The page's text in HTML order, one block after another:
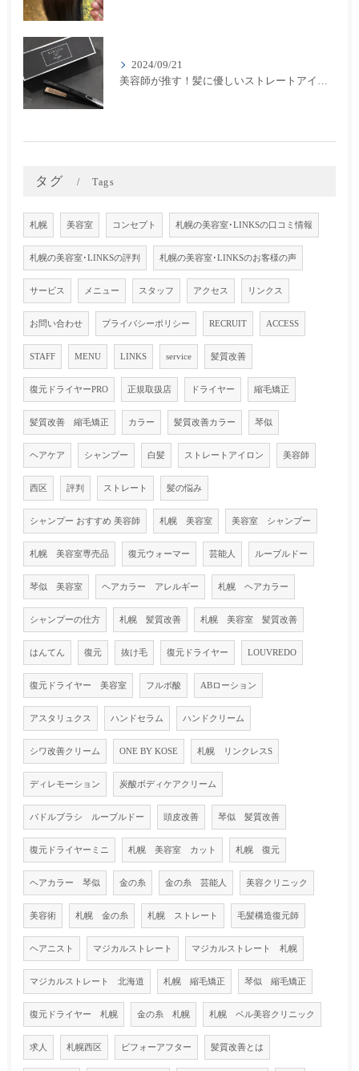
2024/09/21
美容師が推す！髪に優しいストレートアイロン『キヌージョプロ』で美しいスタイリングを実現
タグ Tags
札幌 美容室 コンセプト 札幌の美容室･LINKSの口コミ情報
札幌の美容室･LINKSの評判 札幌の美容室･LINKSのお客様の声
サービス メニュー スタッフ アクセス リンクス
お問い合わせ プライバシーポリシー RECRUIT ACCESS
STAFF MENU LINKS service 髪質改善
復元ドライヤーPRO 正規取扱店 ドライヤー 縮毛矯正
髪質改善 縮毛矯正 カラー 髪質改善カラー 琴似
ヘアケア シャンプー 白髪 ストレートアイロン 美容師
西区 評判 ストレート 髪の悩み
シャンプー おすすめ 美容師 札幌 美容室 美容室 シャンプー
札幌 美容室専売品 復元ウォーマー 芸能人 ルーブルドー
琴似 美容室 ヘアカラー アレルギー 札幌 ヘアカラー
シャンプーの仕方 札幌 髪質改善 札幌 美容室 髪質改善
はんてん 復元 抜け毛 復元ドライヤー LOUVREDO
復元ドライヤー 美容室 フルボ酸 ABローション
アスタリュクス ハンドセラム ハンドクリーム
シワ改善クリーム ONE BY KOSE 札幌 リンクレスS
ディレモーション 炭酸ボディケアクリーム
パドルブラシ ルーブルドー 頭皮改善 琴似 髪質改善
復元ドライヤーミニ 札幌 美容室 カット 札幌 復元
ヘアカラー 琴似 金の糸 金の糸 芸能人 美容クリニック
美容術 札幌 金の糸 札幌 ストレート 毛髪構造復元師
ヘアニスト マジカルストレート マジカルストレート 札幌
マジカルストレート 北海道 札幌 縮毛矯正 琴似 縮毛矯正
復元ドライヤー 札幌 金の糸 札幌 札幌 ベル美容クリニック
求人 札幌西区 ビフォーアフター 髪質改善とは